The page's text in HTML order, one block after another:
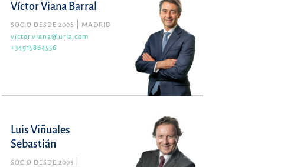
Víctor Viana Barral
SOCIO DESDE 2008
MADRID
victor.viana@uria.com
+34915864556
Luis Viñuales
Sebastián
SOCIO DESDE 2003